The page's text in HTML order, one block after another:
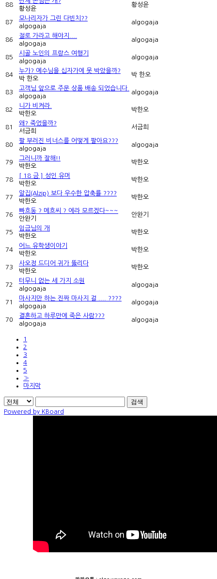
88
황성윤
황성윤
87
모나리자가 그린 다빈치??
algogaja
algogaja
86
절로 가라고 해야지....
algogaja
algogaja
85
시골 노인의 프랑스 여행기
algogaja
algogaja
84
누가? 예수님을 십자가에 못 박았을까?
박 한오
박 한오
83
고객님 앞으로 주문 상품 배송 되었습니다.
algogaja
algogaja
82
니가 비켜라.
박한오
박한오
81
왜? 죽었을까?
서금희
서금희
80
팔 부러진 비너스를 어떻게 팔아요???
algogaja
algogaja
79
그러니까 잘해!!
박한오
박한오
78
[ 18 금 ] 성인 유머
박한오
박한오
77
알집(Alzip) 보다 우수한 압축률 ????
박한오
박한오
76
빠흐동 ? 메흐씨 ? 에라 모르겠다~~~
안완기
안완기
75
임금님의 개
박한오
박한오
74
어느 유학생이야기
박한오
박한오
73
사오정 드디어 귀가 뚫리다
박한오
박한오
72
터무니 없는 세 가지 소원
algogaja
algogaja
71
마사지만 하는 진짜 마사지 걸 .... ????
algogaja
algogaja
70
결혼하고 하루만에 죽은 사람???
algogaja
algogaja
1
2
3
4
5
»
마지막
검색
Powered by KBoard